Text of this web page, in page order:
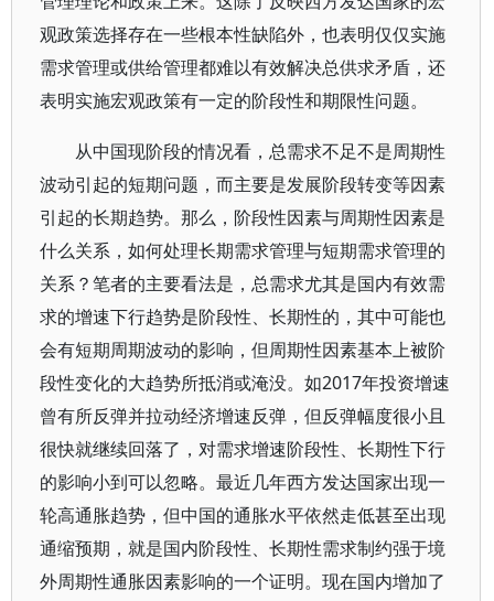
观政策选择存在一些根本性缺陷外，也表明仅仅实施
需求管理或供给管理都难以有效解决总供求矛盾，还
表明实施宏观政策有一定的阶段性和期限性问题。
从中国现阶段的情况看，总需求不足不是周期性
波动引起的短期问题，而主要是发展阶段转变等因素
引起的长期趋势。那么，阶段性因素与周期性因素是
什么关系，如何处理长期需求管理与短期需求管理的
关系？笔者的主要看法是，总需求尤其是国内有效需
求的增速下行趋势是阶段性、长期性的，其中可能也
会有短期周期波动的影响，但周期性因素基本上被阶
段性变化的大趋势所抵消或淹没。如2017年投资增速
曾有所反弹并拉动经济增速反弹，但反弹幅度很小且
很快就继续回落了，对需求增速阶段性、长期性下行
的影响小到可以忽略。最近几年西方发达国家出现一
轮高通胀趋势，但中国的通胀水平依然走低甚至出现
通缩预期，就是国内阶段性、长期性需求制约强于境
外周期性通胀因素影响的一个证明。现在国内增加了